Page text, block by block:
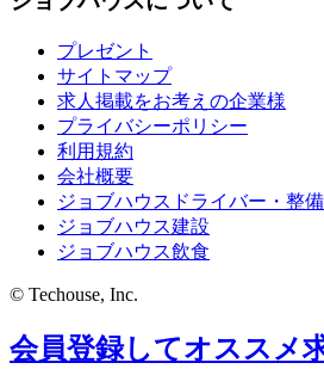
プレゼント
サイトマップ
求人掲載をお考えの企業様
プライバシーポリシー
利用規約
会社概要
ジョブハウスドライバー・整
ジョブハウス建設
ジョブハウス飲食
© Techouse, Inc.
会員登録してオススメ